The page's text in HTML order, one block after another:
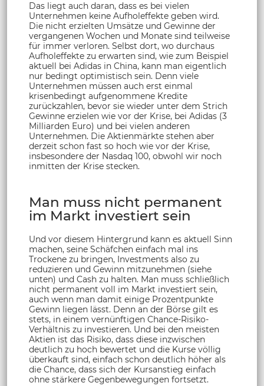
Das liegt auch daran, dass es bei vielen
Unternehmen keine Aufholeffekte geben wird.
Die nicht erzielten Umsätze und Gewinne der
vergangenen Wochen und Monate sind teilweise
für immer verloren. Selbst dort, wo durchaus
Aufholeffekte zu erwarten sind, wie zum Beispiel
aktuell bei Adidas in China, kann man eigentlich
nur bedingt optimistisch sein. Denn viele
Unternehmen müssen auch erst einmal
krisenbedingt aufgenommene Kredite
zurückzahlen, bevor sie wieder unter dem Strich
Gewinne erzielen wie vor der Krise, bei Adidas (3
Milliarden Euro) und bei vielen anderen
Unternehmen. Die Aktienmärkte stehen aber
derzeit schon fast so hoch wie vor der Krise,
insbesondere der Nasdaq 100, obwohl wir noch
inmitten der Krise stecken.
Man muss nicht permanent
im Markt investiert sein
Und vor diesem Hintergrund kann es aktuell Sinn
machen, seine Schäfchen einfach mal ins
Trockene zu bringen, Investments also zu
reduzieren und Gewinn mitzunehmen (siehe
unten) und Cash zu halten. Man muss schließlich
nicht permanent voll im Markt investiert sein,
auch wenn man damit einige Prozentpunkte
Gewinn liegen lässt. Denn an der Börse gilt es
stets, in einem vernünftigen Chance-Risiko-
Verhältnis zu investieren. Und bei den meisten
Aktien ist das Risiko, dass diese inzwischen
deutlich zu hoch bewertet und die Kurse völlig
überkauft sind, einfach schon deutlich höher als
die Chance, dass sich der Kursanstieg einfach
ohne stärkere Gegenbewegungen fortsetzt.